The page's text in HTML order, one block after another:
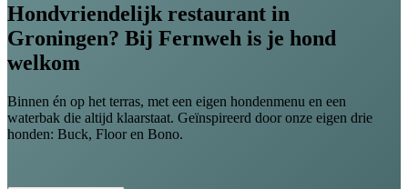
Hondvriendelijk restaurant in
Groningen? Bij Fernweh is je hond
welkom
Binnen én op het terras, met een eigen hondenmenu en een
waterbak die altijd klaarstaat. Geïnspireerd door onze eigen drie
honden: Buck, Floor en Bono.